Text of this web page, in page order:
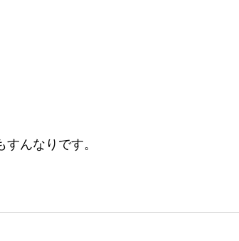
んなりです。